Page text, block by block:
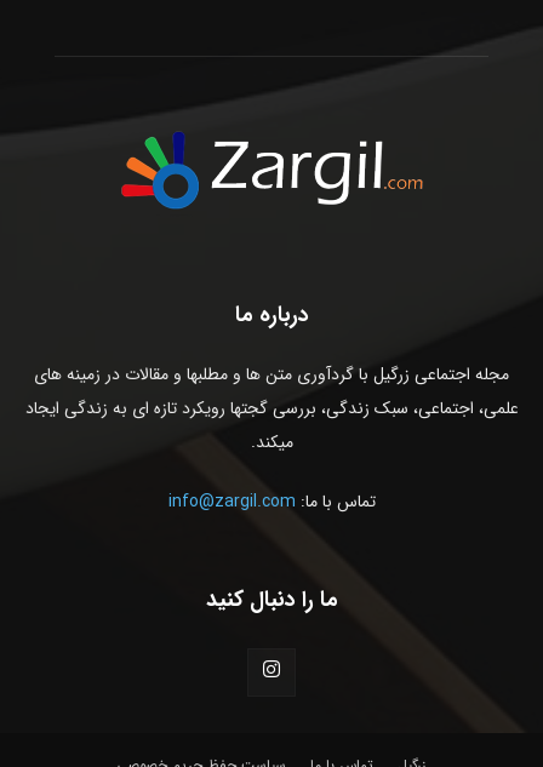
درباره ما
مجله اجتماعی زرگیل با گردآوری متن ها و مطلبها و مقالات در زمینه های
علمی، اجتماعی، سبک زندگی، بررسی گجتها رویکرد تازه ای به زندگی ایجاد
میکند.
تماس با ما: info@zargil.com
ما را دنبال کنید